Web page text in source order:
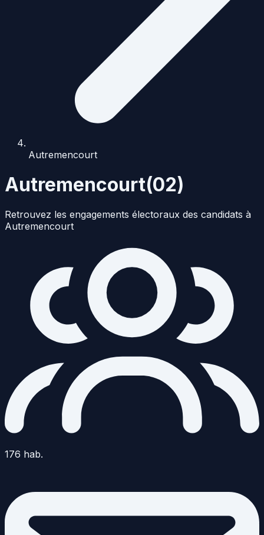
Autremencourt
Autremencourt(02)
Retrouvez les engagements électoraux des candidats à
Autremencourt
176 hab.